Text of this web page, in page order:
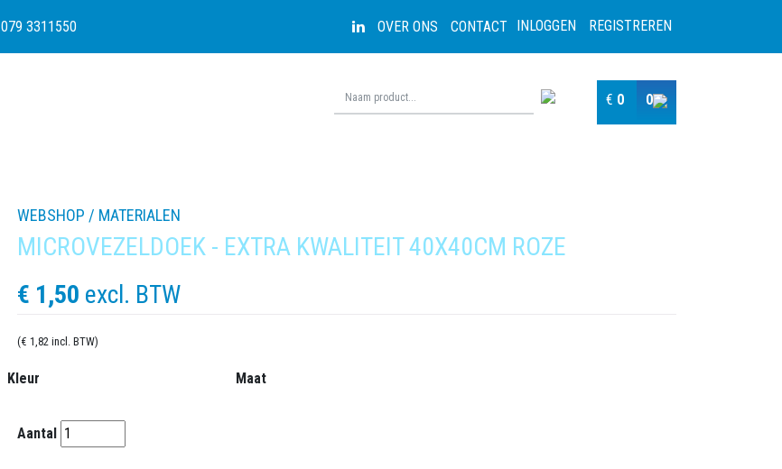
079 3311550 INLOGGEN REGISTREREN
OVER ONS CONTACT
€ 0 0
WEBSHOP / MATERIALEN
MICROVEZELDOEK - EXTRA KWALITEIT 40X40CM ROZE
€ 1,50 excl. BTW
(€ 1,82 incl. BTW)
Kleur Maat
Aantal